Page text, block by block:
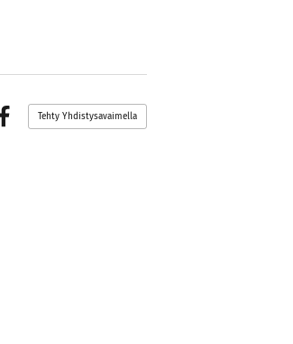
Facebook
Tehty Yhdistysavaimella